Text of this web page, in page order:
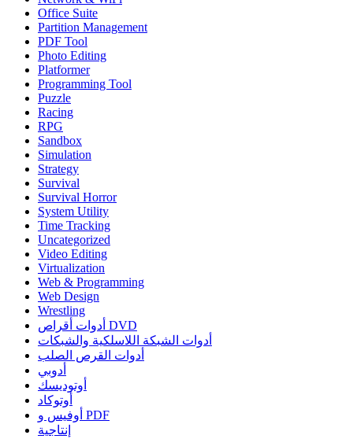
Office Suite
Partition Management
PDF Tool
Photo Editing
Platformer
Programming Tool
Puzzle
Racing
RPG
Sandbox
Simulation
Strategy
Survival
Survival Horror
System Utility
Time Tracking
Uncategorized
Video Editing
Virtualization
Web & Programming
Web Design
Wrestling
أدوات أقراص DVD
أدوات الشبكة اللاسلكية والشبكات
أدوات القرص الصلب
أدوبي
أوتوديسك
أوتوكاد
أوفيس و PDF
إنتاجية